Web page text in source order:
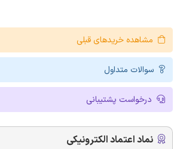
مشاهده خریدهای قبلی
سوالات متداول
درخواست پشتیبانی
نماد اعتماد الکترونیکی